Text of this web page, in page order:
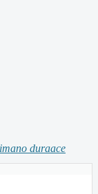
duraace